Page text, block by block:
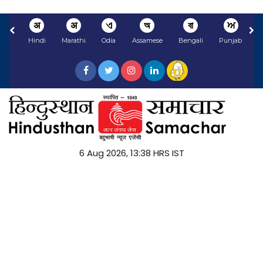
अ
Hindi
अ
Marathi
ଏ
Odia
অ
Assamese
বা
Bengali
ਅ
Punjabi
6 Aug 2026, 13:38 HRS IST